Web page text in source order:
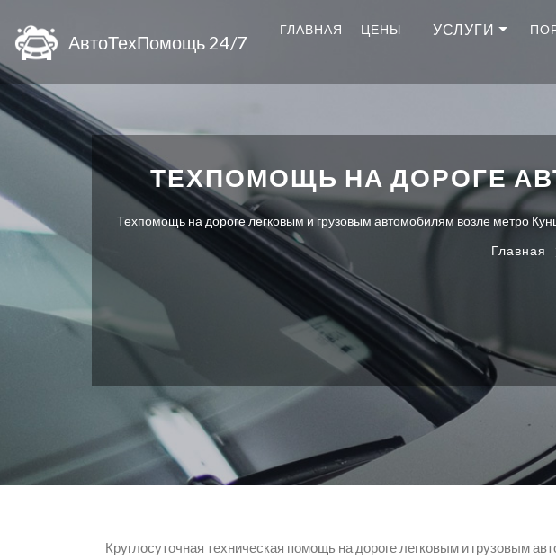
АвтоТехПомощь 24/7
ГЛАВНАЯ ЦЕНЫ УСЛУГИ
ТЕХПОМОЩЬ НА ДОРОГЕ
Техпомощь на дороге легковым и грузовым автомобилям возле метро
Главная
Круглосуточная техническая помощь на дороге легковым и грузовым